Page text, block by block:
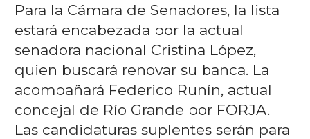
Para la Cámara de Senadores, la lista
estará encabezada por la actual
senadora nacional Cristina López,
quien buscará renovar su banca. La
acompañará Federico Runín, actual
concejal de Río Grande por FORJA.
Las candidaturas suplentes serán para